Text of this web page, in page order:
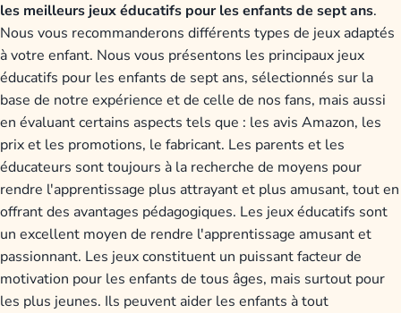
les meilleurs jeux éducatifs pour les enfants de sept ans.
Nous vous recommanderons différents types de jeux adaptés
à votre enfant. Nous vous présentons les principaux jeux
éducatifs pour les enfants de sept ans, sélectionnés sur la
base de notre expérience et de celle de nos fans, mais aussi
en évaluant certains aspects tels que : les avis Amazon, les
prix et les promotions, le fabricant. Les parents et les
éducateurs sont toujours à la recherche de moyens pour
rendre l'apprentissage plus attrayant et plus amusant, tout en
offrant des avantages pédagogiques. Les jeux éducatifs sont
un excellent moyen de rendre l'apprentissage amusant et
passionnant. Les jeux constituent un puissant facteur de
motivation pour les enfants de tous âges, mais surtout pour
les plus jeunes. Ils peuvent aider les enfants à tout